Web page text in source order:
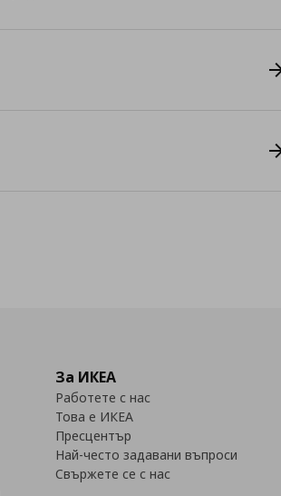
За ИКЕА
Работете с нас
Това е ИКЕА
Пресцентър
Най-често задавани въпроси
Свържете се с нас